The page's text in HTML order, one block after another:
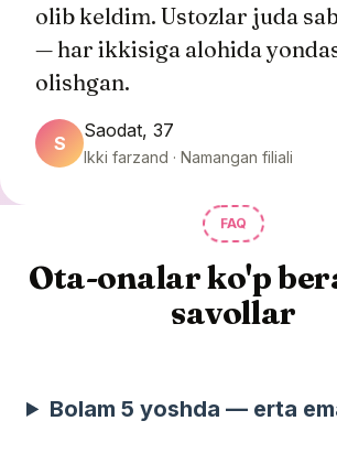
olib keldim. Ustozlar juda
— har ikkisiga alohida
olishgan.
S
Saodat, 37
Ikki farzand · Namangan filiali
FAQ
Ota-onalar ko'p
savollar
Bolam 5 yoshda — erta